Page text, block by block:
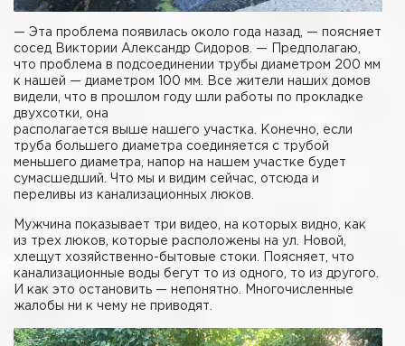
— Эта проблема появилась около года назад, — поясняет
сосед Виктории Александр Сидоров. — Предполагаю,
что проблема в подсоединении трубы диаметром 200 мм
к нашей — диаметром 100 мм. Все жители наших домов
видели, что в прошлом году шли работы по прокладке
двухсотки, она
располагается выше нашего участка. Конечно, если
труба большего диаметра соединяется с трубой
меньшего диаметра, напор на нашем участке будет
сумасшедший. Что мы и видим сейчас, отсюда и
переливы из канализационных люков.
Мужчина показывает три видео, на которых видно, как
из трех люков, которые расположены на ул. Новой,
хлещут хозяйственно-бытовые стоки. Поясняет, что
канализационные воды бегут то из одного, то из другого.
И как это остановить — непонятно. Многочисленные
жалобы ни к чему не приводят.